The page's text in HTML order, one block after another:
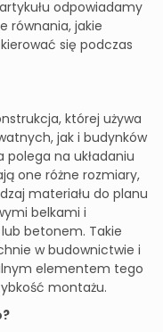
odpowiadamy
równania, jakie
się podczas
której używa
jak i budynków
na układaniu
one różne rozmiary,
materiału do planu
belkami i
betonem. Takie
w budownictwie i
elementem tego
montażu.